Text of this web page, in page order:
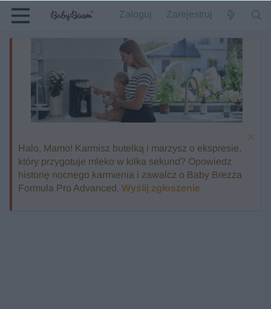
Zaloguj Zarejestruj
Halo, Mamo! Karmisz butelką i marzysz o ekspresie,
który przygotuje mleko w kilka sekund? Opowiedz
historię nocnego karmienia i zawalcz o Baby Brezza
Formula Pro Advanced. Wyślij zgłoszenie